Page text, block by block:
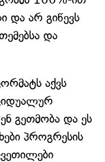
და არ გიწევს
და
აქვს
გეთმობა და ეს
პროგრესის